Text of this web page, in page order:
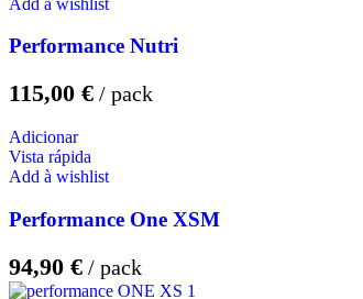
Performance Nutri
115,00 €
Adicionar
Vista rápida
Add à wishlist
Performance One XSM
94,90 €